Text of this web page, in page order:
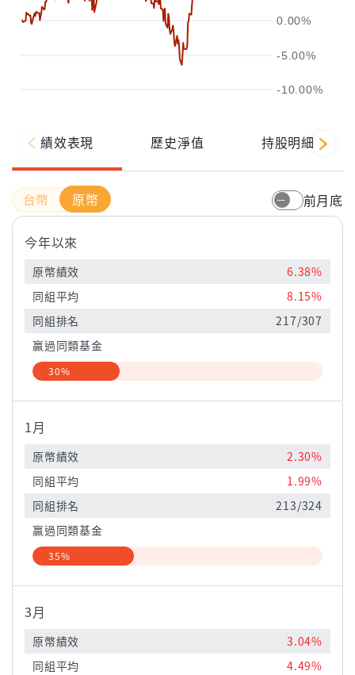
-10.00%
-5.00%
0.00%
試算
績效表現 歷史淨值 持股明細
原幣 前月底
今年以來
原幣績效
6.38%
同組平均
8.15%
同組排名
217/307
贏過同類基金
30%
1月
原幣績效
2.30%
同組平均
1.99%
同組排名
213/324
贏過同類基金
35%
3月
原幣績效
3.04%
同組平均
4.49%